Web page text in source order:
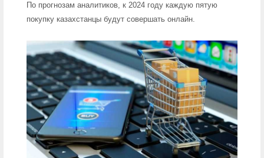
По прогнозам аналитиков, к 2024 году каждую пятую
покупку казахстанцы будут совершать онлайн.